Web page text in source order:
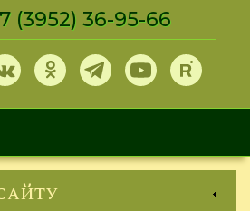
(3952) 36-95-66